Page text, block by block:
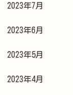
2023年7月
2023年6月
2023年5月
2023年4月